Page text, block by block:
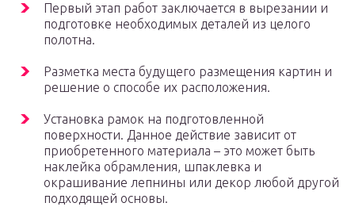
Первый этап работ заключается в вырезании и
подготовке необходимых деталей из целого
полотна.
Разметка места будущего размещения картин и
решение о способе их расположения.
Установка рамок на подготовленной
поверхности. Данное действие зависит от
приобретенного материала – это может быть
наклейка обрамления, шпаклевка и
окрашивание лепнины или декор любой другой
подходящей основы.